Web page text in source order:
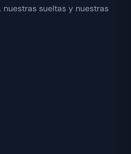
sueltas y nuestras